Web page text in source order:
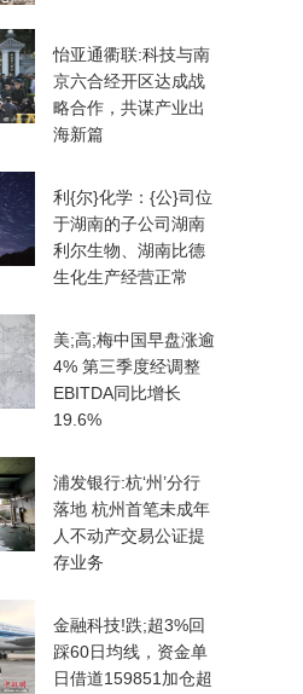
怡亚通衢联:科技与南
京六合经开区达成战
略合作，共谋产业出
海新篇
利{尔}化学：{公}司位
于湖南的子公司湖南
利尔生物、湖南比德
生化生产经营正常
美;高;梅中国早盘涨逾
4% 第三季度经调整
EBITDA同比增长
19.6%
浦发银行:杭‘州’分行
落地 杭州首笔未成年
人不动产交易公证提
存业务
金融科技!跌;超3%回
踩60日均线，资金单
日借道159851加仓超